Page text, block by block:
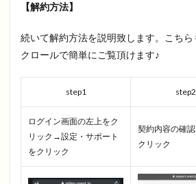
【解約方法】
続いて解約方法を説明致します。こち
クロールで簡単にご覧頂けます♪
step1 step2
ログイン画面の左上をク
リック→設定・サポート
をクリック
契約内容の確
クリック